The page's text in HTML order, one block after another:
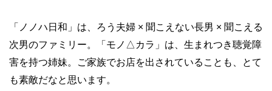
「ノノハ日和」は、ろう夫婦 × 聞こえない長男 × 聞こえる
次男のファミリー。「モノ△カラ」は、生まれつき聴覚障
害を持つ姉妹。ご家族でお店を出されていることも、とて
も素敵だなと思います。